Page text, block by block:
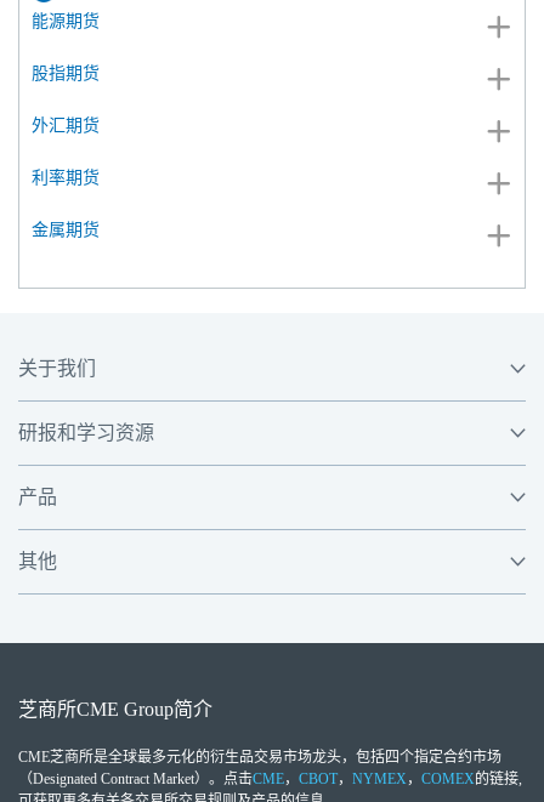
能源期货
股指期货
外汇期货
利率期货
金属期货
关于我们
研报和学习资源
产品
其他
芝商所CME Group简介
CME芝商所是全球最多元化的衍生品交易市场龙头，包括四个指定合约市场
（Designated Contract Market）。点击CME， CBOT， NYMEX， COMEX的链接,